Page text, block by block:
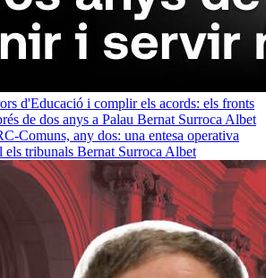
d'Educació i complir els acords: els fronts
de dos anys a Palau Bernat Surroca Albet
Comuns, any dos: una entesa operativa
els tribunals Bernat Surroca Albet